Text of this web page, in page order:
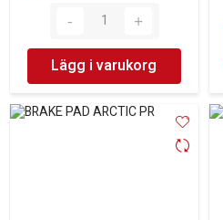
Lägg i varukorg